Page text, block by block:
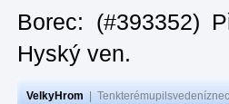
Borec: (#393352)
Hyský ven.
VelkyHrom